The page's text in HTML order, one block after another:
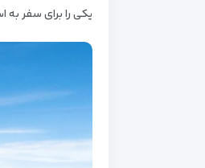
یکی را برای سفر به